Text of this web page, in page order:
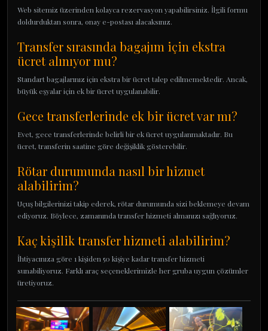
Web sitemiz üzerinden kolayca rezervasyon yapabilirsiniz. İlgili formu
doldurduktan sonra, onay e-postası alacaksınız.
Transfer sırasında bagajım için ekstra
ücret alınıyor mu?
Standart bagajlarınız için ekstra bir ücret talep edilmemektedir. Ancak,
büyük eşyalar için ek bir ücret uygulanabilir.
Gece transferlerinde ek bir ücret var mı?
Evet, gece transferlerinde belirli bir ek ücret uygulanmaktadır. Bu
ücret, transferin saatine göre değişiklik gösterebilir.
Rötar durumunda nasıl bir hizmet
alabilirim?
Uçuş bilgilerinizi takip ederek, rötar durumunda sizi beklemeye devam
ediyoruz. Böylece, zamanında transfer hizmeti almanızı sağlıyoruz.
Kaç kişilik transfer hizmeti alabilirim?
İhtiyacınıza göre 1 kişiden 50 kişiye kadar transfer hizmeti
sunabiliyoruz. Farklı araç seçeneklerimizle her gruba uygun çözümler
üretiyoruz.